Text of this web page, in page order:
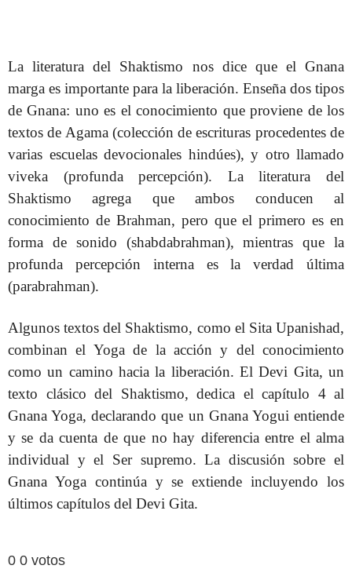
La literatura del Shaktismo nos dice que el Gnana
marga es importante para la liberación. Enseña dos tipos
de Gnana: uno es el conocimiento que proviene de los
textos de Agama (colección de escrituras procedentes de
varias escuelas devocionales hindúes), y ​​otro llamado
viveka (profunda percepción). La literatura del
Shaktismo agrega que ambos conducen al
conocimiento de Brahman, pero que el primero es en
forma de sonido (shabdabrahman), mientras que la
profunda percepción interna es la verdad última
(parabrahman).
Algunos textos del Shaktismo, como el Sita Upanishad,
combinan el Yoga de la acción y del conocimiento
como un camino hacia la liberación. El Devi Gita, un
texto clásico del Shaktismo, dedica el capítulo 4 al
Gnana Yoga, declarando que un Gnana Yogui entiende
y se da cuenta de que no hay diferencia entre el alma
individual y el Ser supremo. La discusión sobre el
Gnana Yoga continúa y se extiende incluyendo los
últimos capítulos del Devi Gita.
0 0 votos